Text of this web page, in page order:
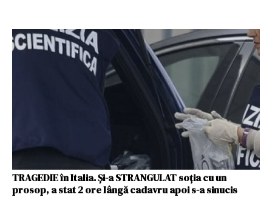
TRAGEDIE în Italia. Și-a STRANGULAT soția cu un
prosop, a stat 2 ore lângă cadavru apoi s-a sinucis